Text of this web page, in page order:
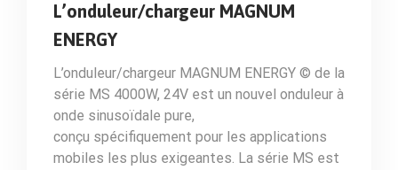
L’onduleur/chargeur MAGNUM
ENERGY
L’onduleur/chargeur MAGNUM ENERGY © de la
série MS 4000W, 24V est un nouvel onduleur à
onde sinusoïdale pure,
conçu spécifiquement pour les applications
mobiles les plus exigeantes. La série MS est